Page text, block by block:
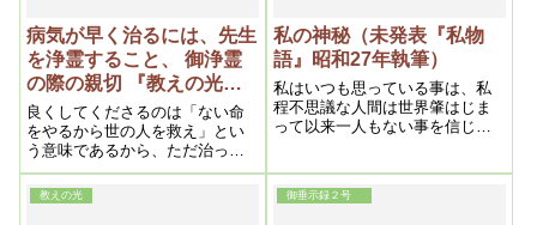
病気が早く治るには、先生
を浄霊すること、 御浄霊
の際の親切 『教えの光』
(4、浄霊および信仰上の問
題）昭和二十六年五月二十
日)
良くしてくださるのは「ない命
をやるから世の人を救え」とい
う意味であるから、ただ治った
だけではいけない。多くの人を
救えば、ますます早く治してく
ださる。神様は人間が役に立て
私の神秘（未発表『私物
語』昭和27年執筆）
私はいつも思っている事は、私
程不思議な人間は世界肇はじま
って以来一人もない事を信じて
のだから、他の人としたら私と
いう者の実体を想像してみて
教えの光 御垂示録２号